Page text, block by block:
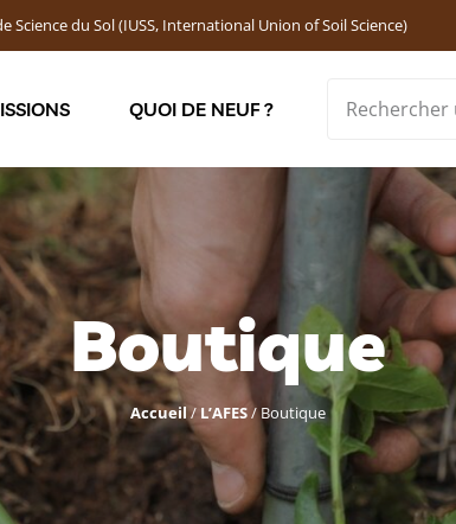
Science du Sol (IUSS, International Union of Soil Science)
QUOI DE NEUF ?
Boutique
Accueil/ L’AFES/Boutique